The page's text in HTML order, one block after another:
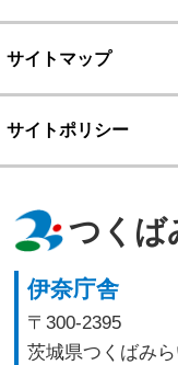
サイトマップ
サイトポリシー
つくば
伊奈庁舎
〒300-2395
茨城県つくばみ